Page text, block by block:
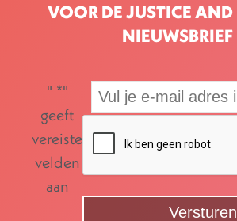
VOOR DE JUSTICE AND
NIEUWSBRIEF
" *"
geeft
vereiste
velden
aan